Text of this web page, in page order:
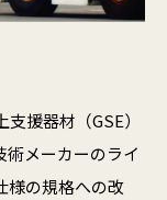
援器材（GSE）
術メーカーのライ
様の規格への改